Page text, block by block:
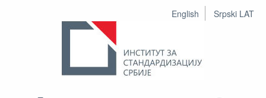
English Srpski LAT